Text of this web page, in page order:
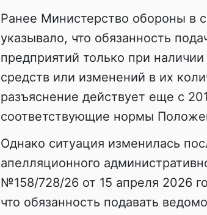
Ранее Министерство обороны в
указывало, что обязанность
предприятий только при
средств или изменений в их
разъяснение действует еще с
соответствующие нормы
Однако ситуация изменилась
апелляционного
№158/728/26 от 15 апреля 2026
что обязанность подавать